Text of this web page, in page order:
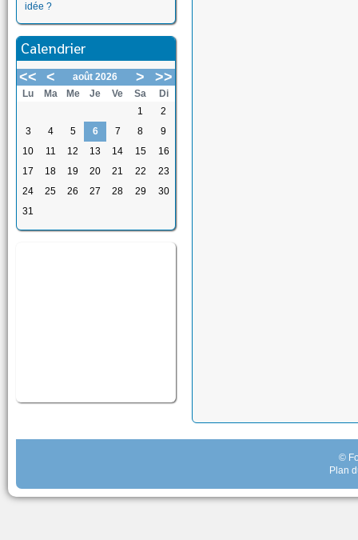
idée ?
Calendrier
<< < août 2026 > >>
Lu Ma Me Je Ve Sa
Di
1
2
3
4 5 6 7 8
9
10
11 12 13 14 15
16
17
18 19 20 21 22
23
24
25 26 27 28 29
30
31
©
Plan